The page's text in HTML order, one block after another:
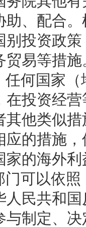
助、配合
别投资政
贸易等措施
国家（地
在投资经
其他类似
应的措施
家的海外
以依照
人民共和
与制定、